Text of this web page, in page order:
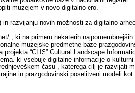
muzejem v novo digitalno ero.
razvijanju novih možnosti za digitalno
, ki na primeru nekaterih
muzejske predmetne baze
“CLIS” Cultural Landscape
ki vsebuje digitalne informacije o
času”, katerega cilj je razvijati
in prazgodovinski poselitveni modeli